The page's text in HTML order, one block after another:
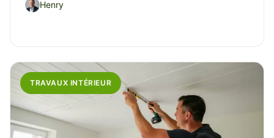
Henry
TRAVAUX INTÉRIEUR